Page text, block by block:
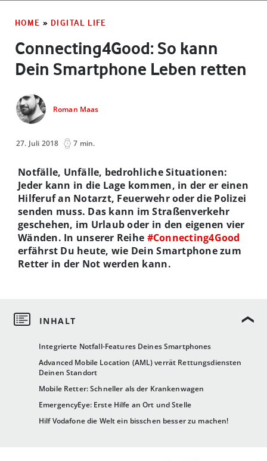
HOME » DIGITAL LIFE
Connecting4Good: So kann
Dein Smartphone Leben retten
Roman Maas
27. Juli 2018 7 min.
Integrierte Notfall-Features Deines Smartphones
Advanced Mobile Location (AML) verrät Rettungsdiensten
Deinen Standort
Mobile Retter: Schneller als der Krankenwagen
EmergencyEye: Erste Hilfe an Ort und Stelle
Hilf Vodafone die Welt ein bisschen besser zu machen!
Notfälle, Unfälle, bedrohliche Situationen:
Jeder kann in die Lage kommen, in der er einen
Hilferuf an Notarzt, Feuerwehr oder die Polizei
senden muss. Das kann im Straßenverkehr
geschehen, im Urlaub oder in den eigenen vier
Wänden. In unserer Reihe #Connecting4Good
erfährst Du heute, wie Dein Smartphone zum
Retter in der Not werden kann.